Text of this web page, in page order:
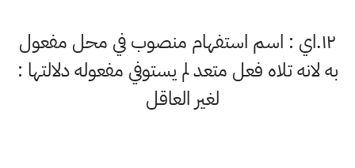
١٢.اي : اسم استفهام منصوب في محل مفعول
به لانه تلاه فعل متعد لم يستوفي مفعوله دلالتها :
لغير العاقل